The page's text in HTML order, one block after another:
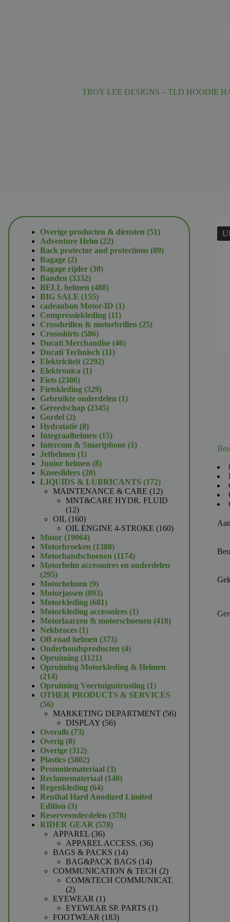
TROY LEE DESIGNS – TLD HOODIE
Overige producten & diensten 5151
Adventure Helm 2222
producten
Back protector and protections 8989
Bagage 22
producten
Bagage rijder 3030
Banden 33323332
producten
BELL helmen 488488
BIG SALE 155155
producten
cadeaubon Motor-ID 11
Compressiekleding 1111
producten
Crossbrillen & motorbrillen 2525
Crossshirts 586586
producten
Ducati Merchandise 4646
Ducati Technisch 1111
Elektriciteit 22922292
Elektronica 11
Fiets 23862386
producten
Fietskleding 329329
producten
Gebruikte onderdelen 11
Gereedschap 23452345
Gordel 22
producten
Hydratatie 88
producten
Integraalhelmen 1515
producten
Intercom & Smartphone 11
Jethelmen 11
product
Junior helmen 88
Kneesliders 2020
producten
LIQUIDS & LUBRICANTS 172172
producten
MAINTENANCE & CARE 1212
producten
MNT&CARE HYDR. FLUID
1212
producten
OIL 160160
producten
OIL ENGINE 4-STROKE 160160
Motor 1906419064
producten
Motorbroeken 13881388
producten
Motorhandschoenen 11741174
producten
Motorhelm accessoires en onderdelen
295295
producten
Motorhelmen 99
producten
Motorjassen 893893
producten
Motorkleding 681681
producten
Motorkleding accessoires 11
product
Motorlaarzen & motorschoenen 418418
Nekbraces 11
product
Off-road helmen 373373
producten
Onderhoudsproducten 44
Opruiming 11211121
producten
Opruiming Motorkleding & Helmen
214214
producten
Opruiming Voertuiguitrusting 11
product
OTHER PRODUCTS & SERVICES
5656
producten
MARKETING DEPARTMENT 5656
DISPLAY 5656
Overalls 7373
Overig 88
producten
Overige 312312
producten
Plastics 58025802
producten
Promotiemateriaal 33
producten
Reclamemateriaal 140140
Regenkleding 6464
producten
Renthal Hard Anodized Limited
Edition 33
producten
Reserveonderdelen 378378
RIDER GEAR 578578
APPAREL 3636
producten
APPAREL ACCESS. 3636
BAGS & PACKS 1414
producten
BAG&PACK BAGS 1414
producten
COMMUNICATION & TECH 22
producten
COM&TECH COMMUNICAT.
22
producten
EYEWEAR 11
product
EYEWEAR SP. PARTS 11
FOOTWEAR 183183